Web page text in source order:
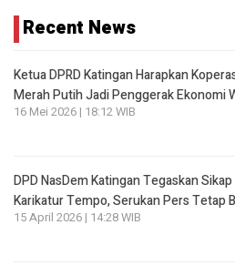
Recent News
Ketua DPRD Katingan Harapkan
Merah Putih Jadi Penggerak Ekonomi
16 Mei 2026 | 18:12 WIB
DPD NasDem Katingan Tegaskan
Karikatur Tempo, Serukan Pers Tetap
15 April 2026 | 14:28 WIB